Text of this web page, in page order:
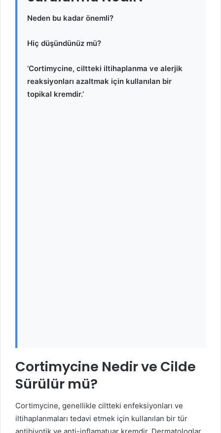
Neden bu kadar önemli?
Hiç düşündünüz mü?
‘Cortimycine, ciltteki iltihaplanma ve alerjik
reaksiyonları azaltmak için kullanılan bir
topikal kremdir.’
Cortimycine Nedir ve Cilde
Sürülür mü?
Cortimycine, genellikle ciltteki enfeksiyonları ve
iltihaplanmaları tedavi etmek için kullanılan bir tür